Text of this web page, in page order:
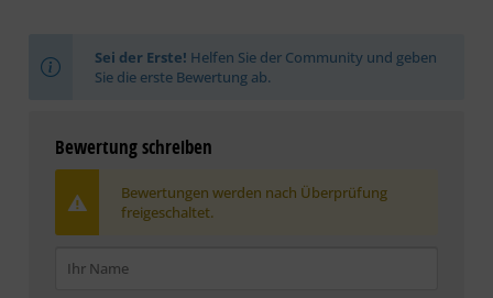
Sei der Erste! Helfen Sie der Community und geben
Sie die erste Bewertung ab.
Bewertung schreiben
Bewertungen werden nach Überprüfung
freigeschaltet.